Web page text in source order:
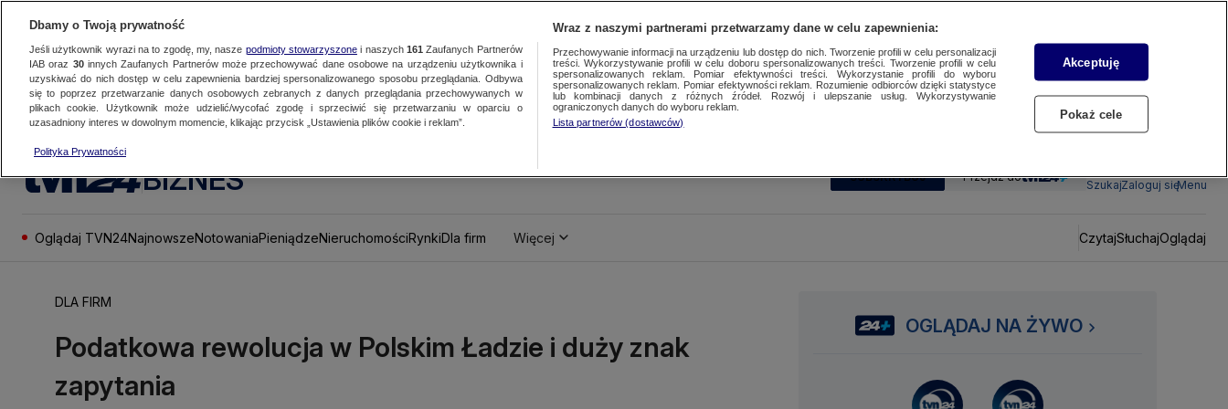
BIZNES SUBSKRYBUJ Przejdź do
SzukajZaloguj sięMenu
Oglądaj TVN24NajnowszeNotowaniaPieniądzeNieruchomościRynkiDla firm Więcej CzytajSłuchajOglądaj
DLA FIRM
Podatkowa rewolucja w Polskim Ładzie i duży znak
zapytania
OGLĄDAJ NA ŻYWO
Dbamy o Twoją prywatność
Jeśli użytkownik wyrazi na to zgodę, my, nasze podmioty stowarzyszonei naszych 161 Zaufanych Partnerów
IAB oraz 30innych Zaufanych Partnerów może przechowywać dane osobowe na urządzeniu użytkownika i
uzyskiwać do nich dostęp w celu zapewnienia bardziej spersonalizowanego sposobu przeglądania. Odbywa
się to poprzez przetwarzanie danych osobowych zebranych z danych przeglądania przechowywanych w
plikach cookie. Użytkownik może udzielić/wycofać zgodę i sprzeciwić się przetwarzaniu w oparciu o
uzasadniony interes w dowolnym momencie, klikając przycisk „Ustawienia plików cookie i reklam”.
Polityka Prywatności
Wraz z naszymi partnerami przetwarzamy dane w celu zapewnienia:
Przechowywanie informacji na urządzeniu lub dostęp do nich. Tworzenie profili w celu personalizacji
treści. Wykorzystywanie profili w celu doboru spersonalizowanych treści. Tworzenie profili w celu
spersonalizowanych reklam. Pomiar efektywności treści. Wykorzystanie profili do wyboru
spersonalizowanych reklam. Pomiar efektywności reklam. Rozumienie odbiorców dzięki statystyce
lub kombinacji danych z różnych źródeł. Rozwój i ulepszanie usług. Wykorzystywanie
ograniczonych danych do wyboru reklam.
Lista partnerów (dostawców)
Akceptuję
Pokaż cele